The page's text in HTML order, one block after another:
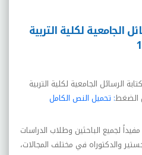
الجامعية لكلية التربية
الرسائل الجامعية لكلية التربية
: تحميل النص الكامل
لجميع الباحثين وطلاب الدراسات
والدكتوراه في مختلف المجالات،